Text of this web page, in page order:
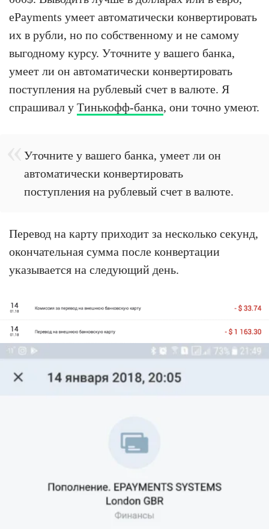
ePayments умеет автоматически конвертировать
их в рубли, но по собственному и не самому
выгодному курсу. Уточните у вашего банка,
умеет ли он автоматически конвертировать
поступления на рублевый счет в валюте. Я
спрашивал у Тинькофф-банка, они точно умеют.
Уточните у вашего банка, умеет ли он
автоматически конвертировать
поступления на рублевый счет в валюте.
Перевод на карту приходит за несколько секунд,
окончательная сумма после конвертации
указывается на следующий день.